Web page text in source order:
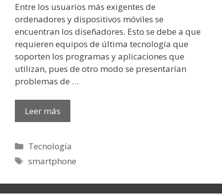
Entre los usuarios más exigentes de
ordenadores y dispositivos móviles se
encuentran los diseñadores. Esto se debe a que
requieren equipos de última tecnología que
soporten los programas y aplicaciones que
utilizan, pues de otro modo se presentarían
problemas de …
Leer más
Categorías
Tecnología
Etiquetas
smartphone